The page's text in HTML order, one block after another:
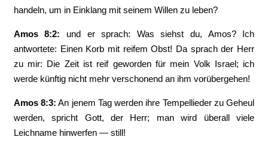
handeln, um in Einklang mit seinem Willen zu leben?
Amos 8:2: ‭und er sprach: Was siehst du, Amos? Ich
antwortete: Einen Korb mit reifem Obst! Da sprach der Herr
zu mir: Die Zeit ist reif geworden für mein Volk Israel; ich
werde künftig nicht mehr verschonend an ihm vorübergehen!
Amos 8:3: ‭An jenem Tag werden ihre Tempellieder zu Geheul
werden, spricht Gott, der Herr; man wird überall viele
Leichname hinwerfen — still!